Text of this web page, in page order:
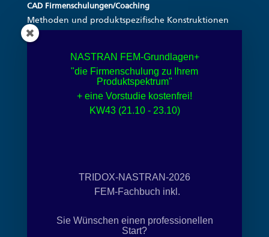
CAD Firmenschulungen/Coaching
Methoden und produktspezifische Konstruktionen
FEM Schulungen mit NASTRAN- in CAD
FEM Grundlagenschulungen, FEM-
Aufbauschulungen, FEM-Workshops- angepasst an
Ihrem Produktspektrum
Simulation und FEM Schulungen mit Autodesk Inventor
Drehmomente, Reibungs- und Dämpfungseinflüsse,
Ein und Ausgabediagramme, Export und
Alle CAD und FEM Schulungen auch in Englisch
NASTRAN FEM-Grundlagen+
"die Firmenschulung zu Ihrem
Produktspektrum"
+ eine Vorstudie kostenfrei!
KW43 (21.10 - 23.10)
TRIDOX-NASTRAN-2026
FEM-Fachbuch inkl.
Sie Wünschen einen professionellen
Start?